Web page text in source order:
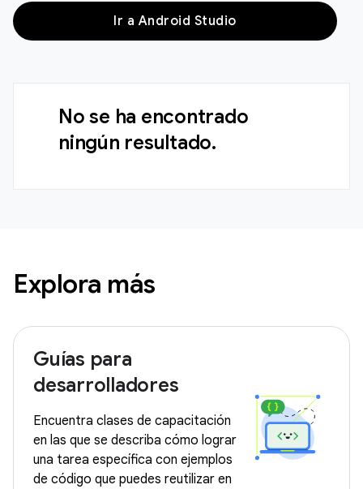
Ir a Android Studio
No se ha encontrado
ningún resultado.
Explora más
Guías para
desarrolladores
Encuentra clases de capacitación
en las que se describa cómo lograr
una tarea específica con ejemplos
de código que puedes reutilizar en